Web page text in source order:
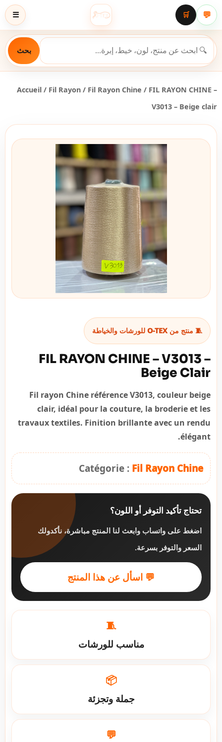
☰ 💬
🛒
بحث
Accueil / Fil Rayon / Fil Rayon Chine / FIL RAYON CHINE –
V3013 – Beige clair
🧵 منتج من O-TEX للورشات والخياطة
FIL RAYON CHINE – V3013 –
Beige Clair
Fil rayon Chine référence V3013, couleur beige
clair, idéal pour la couture, la broderie et les
travaux textiles. Finition brillante avec un rendu
élégant.
Catégorie : Fil Rayon Chine
تحتاج تأكيد التوفر أو اللون؟
اضغط على واتساب وابعث لنا المنتج مباشرة، نأكدولك
السعر والتوفر بسرعة.
💬 اسأل عن هذا المنتج
🧵
مناسب للورشات
📦
جملة وتجزئة
💬